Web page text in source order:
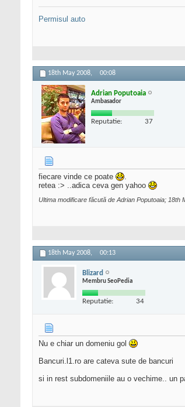
Permisul auto
18th May 2008, 00:08
Adrian Poputoaia
Ambasador
Reputatie: 37
fiecare vinde ce poate
.
retea :> ..adica ceva gen yahoo
Ultima modificare făcută de Adrian Poputoaia; 18th
18th May 2008, 00:13
Blizard
Membru SeoPedia
Reputatie: 34
Nu e chiar un domeniu gol
Bancuri.l1.ro are cateva sute de bancuri
si in rest subdomeniile au o vechime.. un